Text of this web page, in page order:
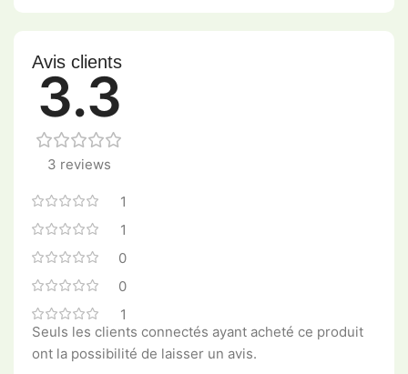
Avis clients
3.3
3 reviews
1
1
0
0
1
Seuls les clients connectés ayant acheté ce produit
ont la possibilité de laisser un avis.